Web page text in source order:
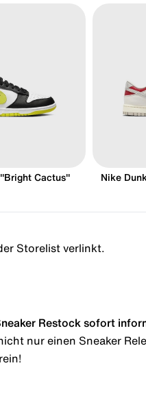
Cactus" Nike
Storelist verlinkt.
Restock sofort
nur einen Sneaker